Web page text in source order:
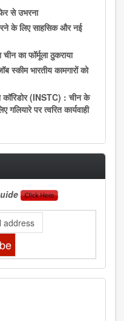
से उभरना
के लिए साहसिक और नई
का फॉर्मूला ठुकराया
स्कीम भारतीय कामगारों को
कॉरिडोर (INSTC) : चीन के
पर त्वरित कार्यवाही